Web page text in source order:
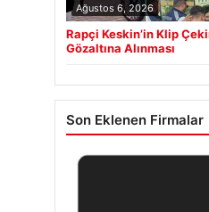
Ağustos 6, 2026
Rapçi Keskin’in Klip
Gözaltına Alınması
Son Eklenen Firmalar